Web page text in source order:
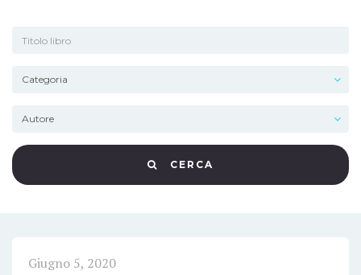
CERCA
Giugno 5, 2020